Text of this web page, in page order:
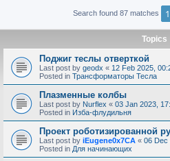
Search found 87 matches 1
Topics
Поджиг теслы отверткой
Last post by geodx « 12 Feb 2025,
Posted in Трансформаторы Тесла
Плазменные колбы
Last post by Nurflex « 03 Jan 2023,
Posted in Изба-флудильня
Проект роботизированной
Last post by iEugene0x7CA « 06 Dec
Posted in Для начинающих